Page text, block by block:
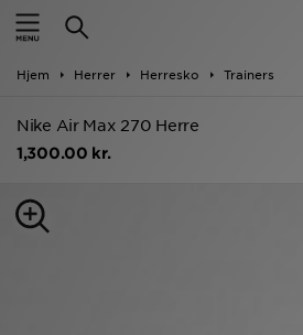
Hjem Herrer Herresko Trainers
Nike Air Max 270 Herre
1,300.00 kr.
Hjem
Udsalg
Damer